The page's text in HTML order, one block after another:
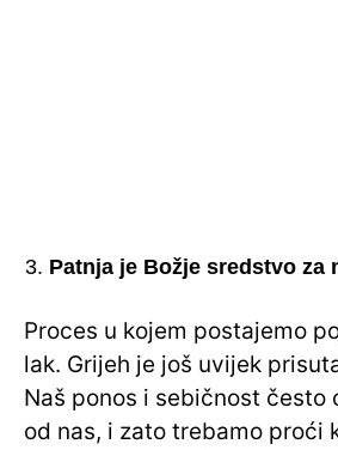
Patnja je Božje sredstvo za
Proces u kojem postajemo
lak. Grijeh je još uvijek
Naš ponos i sebičnost često
od nas, i zato trebamo proći